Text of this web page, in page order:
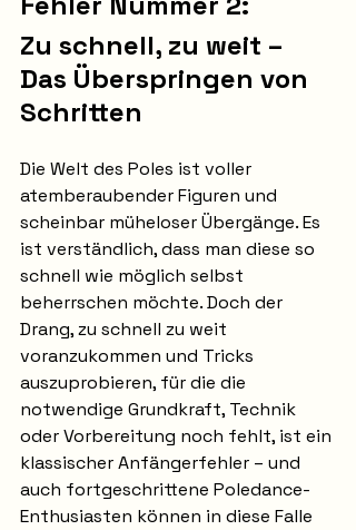
Zu schnell, zu weit –
Das Überspringen von
Schritten
Die Welt des Poles ist voller
atemberaubender Figuren und
scheinbar müheloser Übergänge. Es
ist verständlich, dass man diese so
schnell wie möglich selbst
beherrschen möchte. Doch der
Drang, zu schnell zu weit
voranzukommen und Tricks
auszuprobieren, für die die
notwendige Grundkraft, Technik
oder Vorbereitung noch fehlt, ist ein
klassischer Anfängerfehler – und
auch fortgeschrittene Poledance-
Enthusiasten können in diese Falle